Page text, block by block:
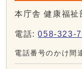
本庁舎 健康福祉
電話:058-323-
電話番号のかけ間